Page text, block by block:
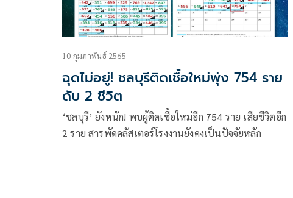
10 กุมภาพันธ์ 2565
ฉุดไม่อยู่! ชลบุรีติดเชื้อใหม่พุ่ง 754 ราย
ดับ 2 ชีวิต
‘ชลบุรี’ ยังหนัก! พบผู้ติดเชื้อใหม่อีก 754 ราย เสียชีวิตอีก
2 ราย สารพัดคลัสเตอร์โรงงานยังคงเป็นปัจจัยหลัก